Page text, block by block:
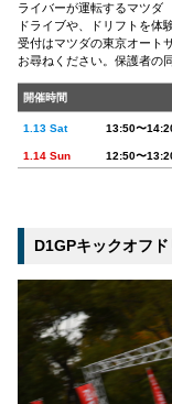
ライバーが運転するマツ
ドライブや、ドリフトを体
受付はマツダの東京オート
お尋ねください。保護者の
開催時間
1.13 Sat 13:50〜
1.14 Sun 12:50〜
D1GPキックオフド